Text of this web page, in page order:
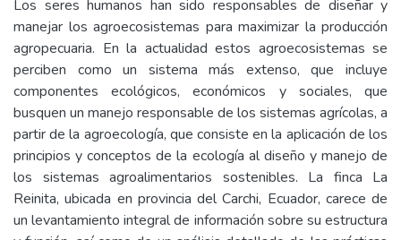
Los seres humanos han sido responsables de diseñar y
manejar los agroecosistemas para maximizar la producción
agropecuaria. En la actualidad estos agroecosistemas se
perciben como un sistema más extenso, que incluye
componentes ecológicos, económicos y sociales, que
busquen un manejo responsable de los sistemas agrícolas, a
partir de la agroecología, que consiste en la aplicación de los
principios y conceptos de la ecología al diseño y manejo de
los sistemas agroalimentarios sostenibles. La finca La
Reinita, ubicada en provincia del Carchi, Ecuador, carece de
un levantamiento integral de información sobre su estructura